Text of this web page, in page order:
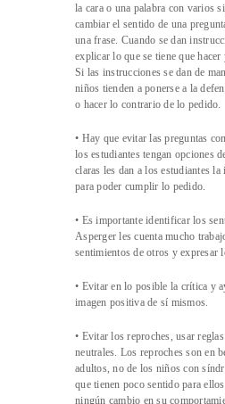
la cara o una palabra con varios
cambiar el sentido de una
una frase. Cuando se dan
explicar lo que se tiene que
Si las instrucciones se dan de
niños tienden a ponerse a la
o hacer lo contrario de lo pedido.
• Hay que evitar las preguntas
los estudiantes tengan opciones
claras les dan a los estudiantes
para poder cumplir lo pedido.
• Es importante identificar los
Asperger les cuenta mucho
sentimientos de otros y expresar
• Evitar en lo posible la crítica y
imagen positiva de sí mismos.
• Evitar los reproches, usar
neutrales. Los reproches son en
adultos, no de los niños con
que tienen poco sentido para
ningún cambio en su